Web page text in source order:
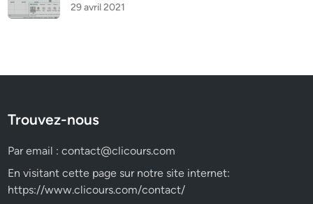
29 avril 2021
Trouvez-nous
Par email :contact@clicours.com
En visitant cette page sur notre site internet:
https://www.clicours.com/contact/